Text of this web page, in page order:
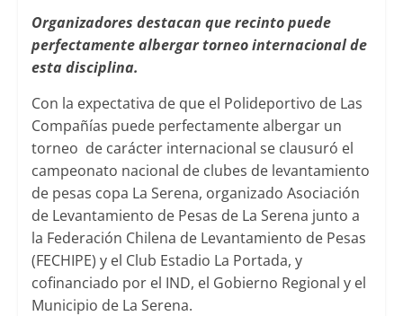
Organizadores destacan que recinto puede
perfectamente albergar torneo internacional de
esta disciplina.
Con la expectativa de que el Polideportivo de Las
Compañías puede perfectamente albergar un
torneo de carácter internacional se clausuró el
campeonato nacional de clubes de levantamiento
de pesas copa La Serena, organizado Asociación
de Levantamiento de Pesas de La Serena junto a
la Federación Chilena de Levantamiento de Pesas
(FECHIPE) y el Club Estadio La Portada, y
cofinanciado por el IND, el Gobierno Regional y el
Municipio de La Serena.